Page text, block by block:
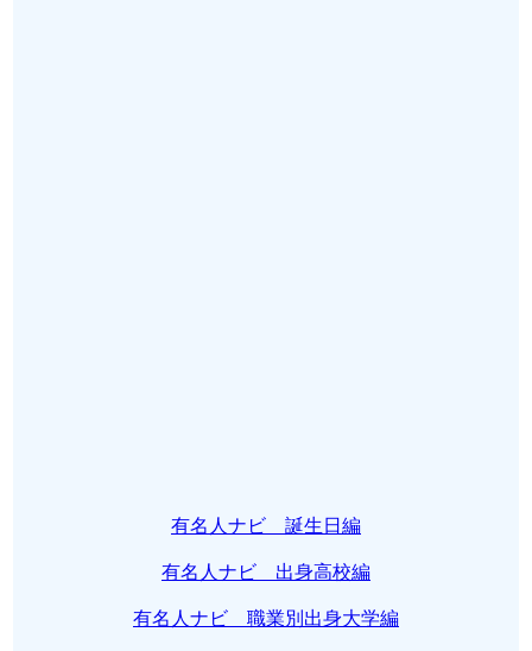
有名人ナビ 誕生日編
有名人ナビ 出身高校編
有名人ナビ 職業別出身大学編